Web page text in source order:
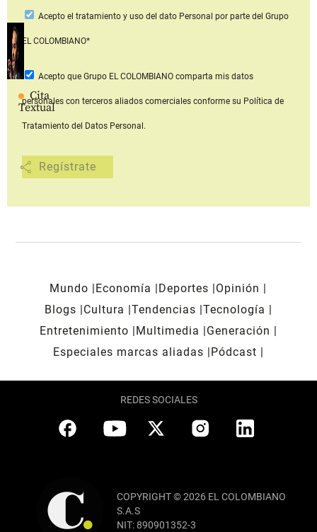
Cita
Textual
share
Acepto el tratamiento y uso del dato Personal por parte del Grupo
EL COLOMBIANO*
Acepto que Grupo EL COLOMBIANOcomparta mis datos
personales con terceros aliados comerciales conforme su Política de
Tratamiento del Datos Personal.
Mundo Economía Deportes
Opinión
Blogs
Cultura Tendencias Tecnología
Entretenimiento
Multimedia
Generación
Especiales marcas aliadas
Pódcast
REDES SOCIALES
COPYRIGHT © 2026 EL COLOMBIANO
S.A.S
NIT: 890901352-3